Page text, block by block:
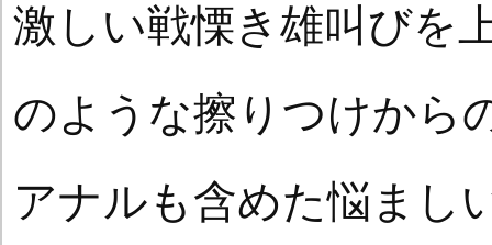
激しい戦慄き雄叫びを
のような擦りつけから
アナルも含めた悩まし